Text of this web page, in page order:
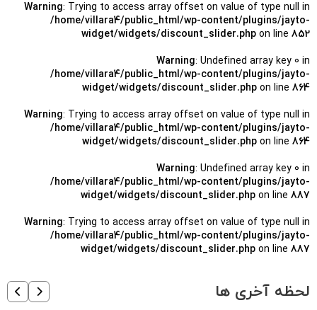
Warning: Trying to access array offset on value of type null in
/home/villara4/public_html/wp-content/plugins/jayto-
widget/widgets/discount_slider.php on line 852
Warning: Undefined array key 0 in
/home/villara4/public_html/wp-content/plugins/jayto-
widget/widgets/discount_slider.php on line 864
Warning: Trying to access array offset on value of type null in
/home/villara4/public_html/wp-content/plugins/jayto-
widget/widgets/discount_slider.php on line 864
Warning: Undefined array key 0 in
/home/villara4/public_html/wp-content/plugins/jayto-
widget/widgets/discount_slider.php on line 887
Warning: Trying to access array offset on value of type null in
/home/villara4/public_html/wp-content/plugins/jayto-
widget/widgets/discount_slider.php on line 887
لحظه آخری ها